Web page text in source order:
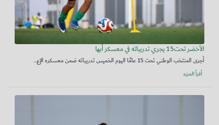
الأخضر تحت15 يجري تدريباته في معسكر أبها
أجرى المنتخب الوطني تحت 15 عامًا اليوم الخميس تدريباته ضمن معسكره الإع...
أقرأ المزيد